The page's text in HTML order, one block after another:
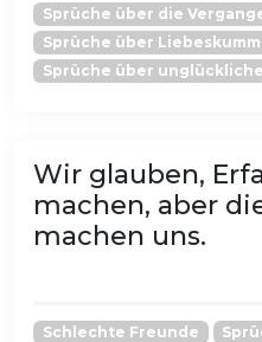
Sprüche über die
Sprüche über
Sprüche über
Wir glauben,
machen, aber
machen uns.
Schlechte Freunde